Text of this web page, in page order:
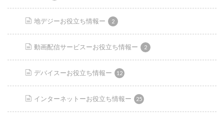
地デジーお役立ち情報ー 2
動画配信サービスーお役立ち情報ー 2
デバイスーお役立ち情報ー 12
インターネットーお役立ち情報ー 25